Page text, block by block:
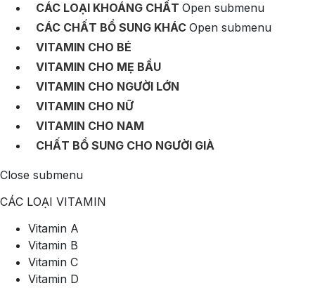
CÁC LOẠI KHOÁNG CHẤT Open submenu
CÁC CHẤT BỔ SUNG KHÁC Open submenu
VITAMIN CHO BÉ
VITAMIN CHO MẸ BẦU
VITAMIN CHO NGƯỜI LỚN
VITAMIN CHO NỮ
VITAMIN CHO NAM
CHẤT BỔ SUNG CHO NGƯỜI GIÀ
Close submenu
CÁC LOẠI VITAMIN
Vitamin A
Vitamin B
Vitamin C
Vitamin D